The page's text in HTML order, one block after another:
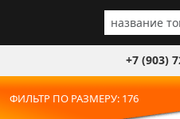
+7 (903)
ФИЛЬТР ПО РАЗМЕРУ: 176